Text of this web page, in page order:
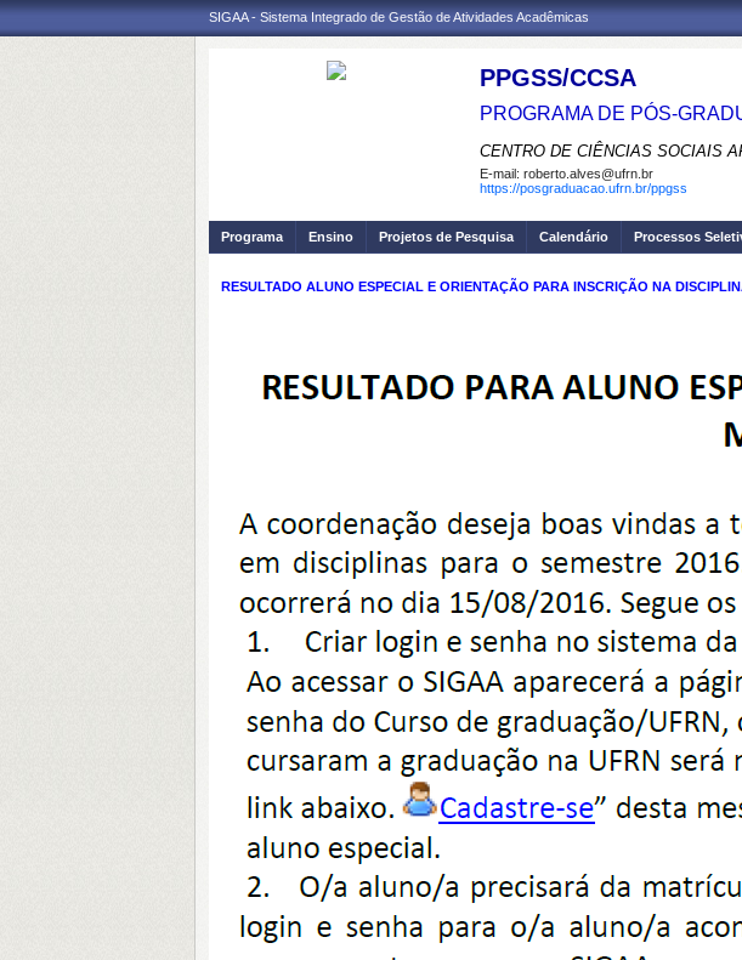
SIGAA - Sistema Integrado de Gestão de Atividades Acadêmicas
PPGSS/CCSA
PROGRAMA DE PÓS-
CENTRO DE CIÊNCIAS SOCIAIS
E-mail: roberto.alves@ufrn.br
https://posgraduacao.ufrn.br/ppgss
Programa Ensino Projetos de Pesquisa Calendário Processos
RESULTADO ALUNO ESPECIAL E ORIENTAÇÃO PARA INSCRIÇÃO NA